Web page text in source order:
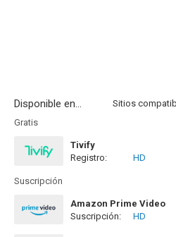
Disponible en...
Gratis
Tivify
Disponible hasta el Mar, 26
Registro: HD
Suscripción
Amazon Prime Video
Suscripción:
HD